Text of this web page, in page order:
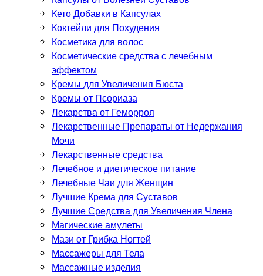
Кето Добавки в Капсулах
Коктейли для Похудения
Косметика для волос
Косметические средства с лечебным
эффектом
Кремы для Увеличения Бюста
Кремы от Псориаза
Лекарства от Геморроя
Лекарственные Препараты от Недержания
Мочи
Лекарственные средства
Лечебное и диетическое питание
Лечебные Чаи для Женщин
Лучшие Крема для Суставов
Лучшие Средства для Увеличения Члена
Магические амулеты
Мази от Грибка Ногтей
Массажеры для Тела
Массажные изделия